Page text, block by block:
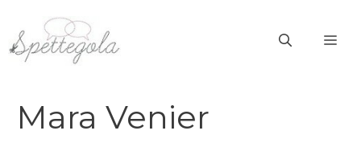
contenuto
Mara Venier